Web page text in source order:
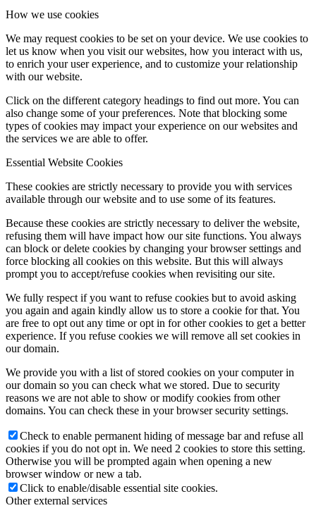
How we use cookies
We may request cookies to be set on your device. We use cookies to
let us know when you visit our websites, how you interact with us,
to enrich your user experience, and to customize your relationship
with our website.
Click on the different category headings to find out more. You can
also change some of your preferences. Note that blocking some
types of cookies may impact your experience on our websites and
the services we are able to offer.
Essential Website Cookies
These cookies are strictly necessary to provide you with services
available through our website and to use some of its features.
Because these cookies are strictly necessary to deliver the website,
refusing them will have impact how our site functions. You always
can block or delete cookies by changing your browser settings and
force blocking all cookies on this website. But this will always
prompt you to accept/refuse cookies when revisiting our site.
We fully respect if you want to refuse cookies but to avoid asking
you again and again kindly allow us to store a cookie for that. You
are free to opt out any time or opt in for other cookies to get a better
experience. If you refuse cookies we will remove all set cookies in
our domain.
We provide you with a list of stored cookies on your computer in
our domain so you can check what we stored. Due to security
reasons we are not able to show or modify cookies from other
domains. You can check these in your browser security settings.
Check to enable permanent hiding of message bar and refuse all
cookies if you do not opt in. We need 2 cookies to store this setting.
Otherwise you will be prompted again when opening a new
browser window or new a tab.
Click to enable/disable essential site cookies.
Other external services